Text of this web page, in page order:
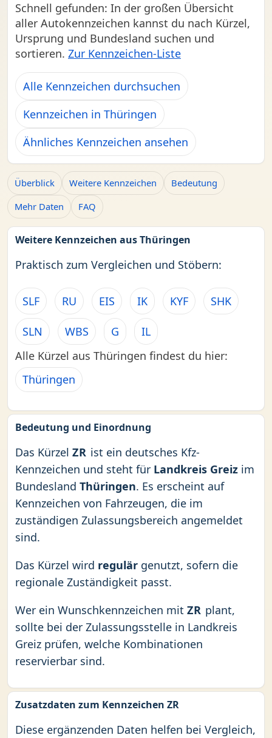
Schnell gefunden: In der großen Übersicht
aller Autokennzeichen kannst du nach Kürzel,
Ursprung und Bundesland suchen und
sortieren. Zur Kennzeichen-Liste
Alle Kennzeichen durchsuchen
Kennzeichen in Thüringen
Ähnliches Kennzeichen ansehen
Überblick Weitere Kennzeichen
Bedeutung
Mehr Daten
FAQ
Weitere Kennzeichen aus Thüringen
Praktisch zum Vergleichen und Stöbern:
SLF RU EIS IK KYF SHK
SLN WBS G
IL
Alle Kürzel aus Thüringen findest du hier:
Thüringen
Bedeutung und Einordnung
Das Kürzel ZR ist ein deutsches Kfz-
Kennzeichen und steht für Landkreis Greiz im
Bundesland Thüringen. Es erscheint auf
Kennzeichen von Fahrzeugen, die im
zuständigen Zulassungsbereich angemeldet
sind.
Das Kürzel wird regulär genutzt, sofern die
regionale Zuständigkeit passt.
Wer ein Wunschkennzeichen mit ZR plant,
sollte bei der Zulassungsstelle in Landkreis
Greiz prüfen, welche Kombinationen
reservierbar sind.
Zusatzdaten zum Kennzeichen ZR
Diese ergänzenden Daten helfen bei Vergleich,